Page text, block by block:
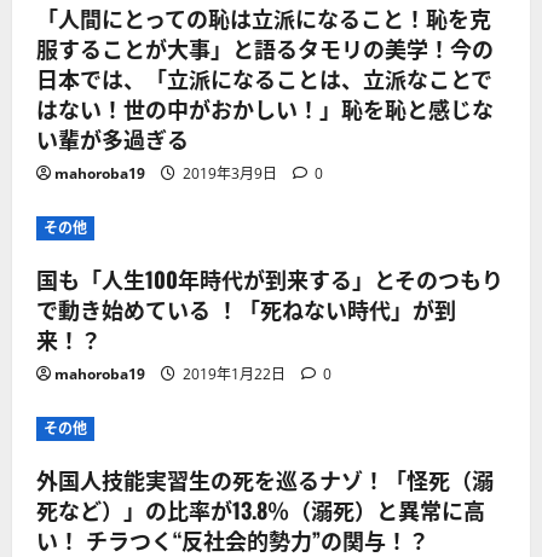
「人間にとっての恥は立派になること！恥を克
服することが大事」と語るタモリの美学！今の
日本では、「立派になることは、立派なことで
はない！世の中がおかしい！」恥を恥と感じな
い輩が多過ぎる
mahoroba19 2019年3月9日 0
その他
国も「人生100年時代が到来する」とそのつもり
で動き始めている ！「死ねない時代」が到
来！？
mahoroba19 2019年1月22日 0
その他
外国人技能実習生の死を巡るナゾ！「怪死（溺
死など）」の比率が13.8％（溺死）と異常に高
い！ チラつく“反社会的勢力”の関与！？